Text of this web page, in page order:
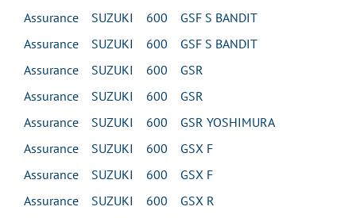
Assurance SUZUKI 600 GSF S BANDIT
Assurance SUZUKI 600 GSF S BANDIT
Assurance SUZUKI 600 GSR
Assurance SUZUKI 600 GSR
Assurance SUZUKI 600 GSR YOSHIMURA
Assurance SUZUKI 600 GSX F
Assurance SUZUKI 600 GSX F
Assurance SUZUKI 600 GSX R